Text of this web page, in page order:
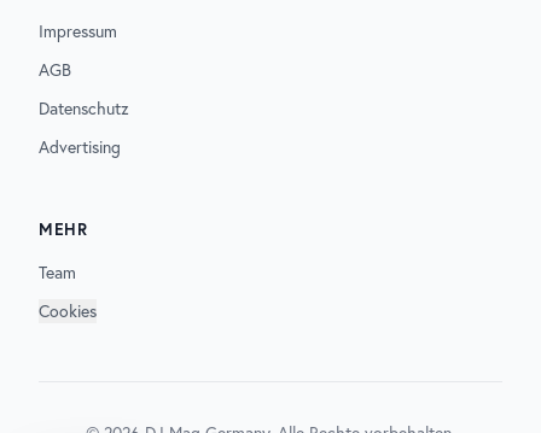
Impressum
AGB
Datenschutz
Advertising
MEHR
Team
Cookies